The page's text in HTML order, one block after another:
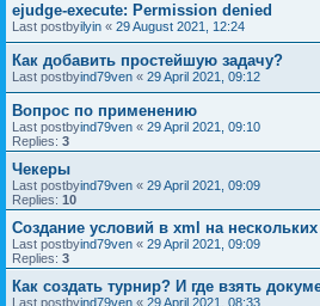
ejudge-execute: Permission denied
Last postbyilyin « 29 August 2021, 12:24
Как добавить простейшую задачу?
Last postbyind79ven « 29 April 2021, 09:12
Вопрос по применению
Last postbyind79ven « 29 April 2021, 09:10
Replies: 3
Чекеры
Last postbyind79ven « 29 April 2021, 09:09
Replies: 10
Создание условий в xml на
Last postbyind79ven « 29 April 2021, 09:09
Replies: 3
Как создать турнир? И где взять
Last postbyind79ven « 29 April 2021, 08:33